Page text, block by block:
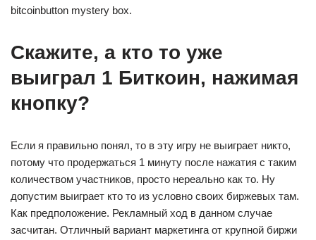
bitcoinbutton mystery box.
Скажите, а кто то уже
выиграл 1 Биткоин, нажимая
кнопку?
Если я правильно понял, то в эту игру не выиграет никто,
потому что продержаться 1 минуту после нажатия с таким
количеством участников, просто нереально как то. Ну
допустим выиграет кто то из условно своих биржевых там.
Как предположение. Рекламный ход в данном случае
засчитан. Отличный вариант маркетинга от крупной биржи